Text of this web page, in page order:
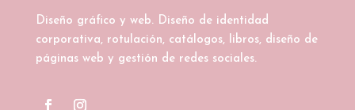
Diseño gráfico y web. Diseño de identidad
corporativa, rotulación, catálogos, libros, diseño de
páginas web y gestión de redes sociales.